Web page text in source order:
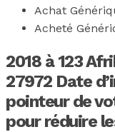
Achat
Acheté
2018 à 123
27972 Date
pointeur de
pour réduire